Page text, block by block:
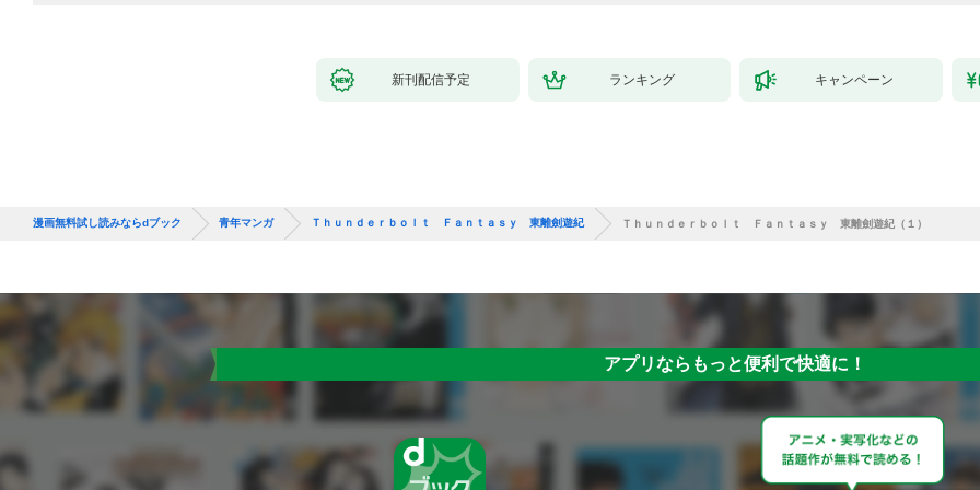
新刊配信予定 ランキング キャンペーン
漫画無料試し読みならdブック 青年マンガ Ｔｈｕｎｄｅｒｂｏｌｔ Ｆａｎｔａｓｙ 東離劍遊紀 Ｔｈｕｎｄｅｒｂｏｌｔ Ｆａｎｔａｓｙ 東離劍遊紀（１）
アプリならもっと便利で快適に！